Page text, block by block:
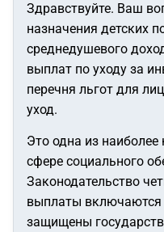
Здравствуйте. Ваш
назначения детских
среднедушевого
выплат по уходу за
перечня льгот для
уход.
Это одна из
сфере социального
Законодательство
выплаты включаются
защищены